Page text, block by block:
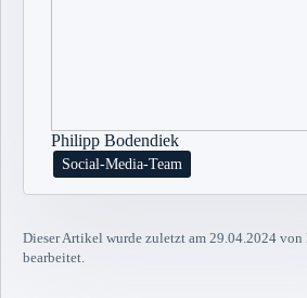
Philipp Bodendiek
Social-Media-Team
Dieser Artikel wurde zuletzt am 29.04.2024 von
bearbeitet.